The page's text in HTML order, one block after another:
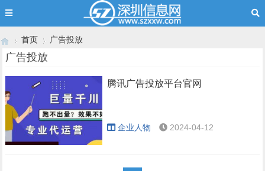
›
首页 广告投放
广告投放
腾讯广告投放平台官网
企业人物 2024-04-12